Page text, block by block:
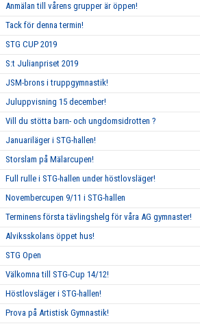
Anmälan till vårens grupper är öppen!
Tack för denna termin!
STG CUP 2019
S:t Julianpriset 2019
JSM-brons i truppgymnastik!
Juluppvisning 15 december!
Vill du stötta barn- och ungdomsidrotten ?
Januariläger i STG-hallen!
Storslam på Mälarcupen!
Full rulle i STG-hallen under höstlovsläger!
Novembercupen 9/11 i STG-hallen
Terminens första tävlingshelg för våra AG gymnaster!
Alviksskolans öppet hus!
STG Open
Välkomna till STG-Cup 14/12!
Höstlovsläger i STG-hallen!
Prova på Artistisk Gymnastik!